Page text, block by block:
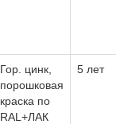
Гор. цинк,
порошковая
краска по
RAL+ЛАК
5 лет